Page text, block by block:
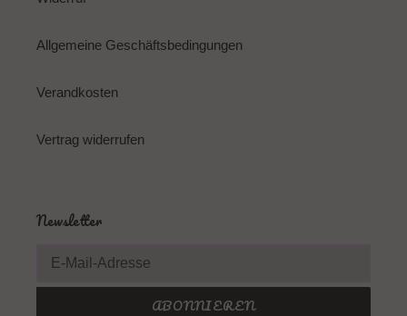
Allgemeine Geschäftsbedingungen
Verandkosten
Vertrag widerrufen
Newsletter
ABONNIEREN